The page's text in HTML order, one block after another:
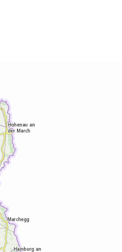
bei jedem
unser
bei jedem Wetter
statt. Unsere
eine
Kleidung,
sind nicht
wird in völliger
21:00
kostenlos
und
in deutscher